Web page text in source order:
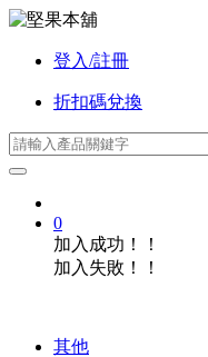
登入/註冊
折扣碼兌換
0
加入成功！！
加入失敗！！
其他